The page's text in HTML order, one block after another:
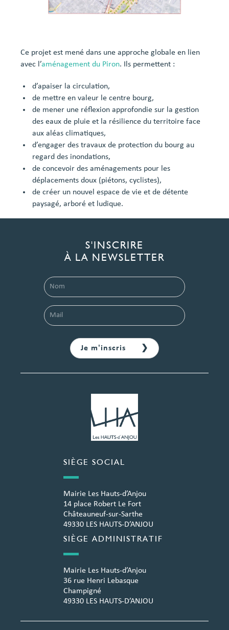
Ce projet est mené dans une approche globale en lien
avec l’aménagement du Piron. Ils permettent :
d’apaiser la circulation,
de mettre en valeur le centre bourg,
de mener une réflexion approfondie sur la gestion
des eaux de pluie et la résilience du territoire face
aux aléas climatiques,
d’engager des travaux de protection du bourg au
regard des inondations,
de concevoir des aménagements pour les
déplacements doux (piétons, cyclistes),
de créer un nouvel espace de vie et de détente
paysagé, arboré et ludique.
S'INSCRIRE
À LA NEWSLETTER
SIÈGE SOCIAL
Mairie Les Hauts-d’Anjou
14 place Robert Le Fort
Châteauneuf-sur-Sarthe
49330 LES HAUTS-D’ANJOU
SIÈGE ADMINISTRATIF
Mairie Les Hauts-d’Anjou
36 rue Henri Lebasque
Champigné
49330 LES HAUTS-D’ANJOU